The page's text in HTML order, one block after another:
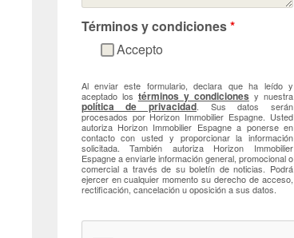
Términos y condiciones*
Accepto
Al enviar este formulario, declara que ha leído y
aceptado los términos y condiciones y nuestra
política de privacidad. Sus datos serán
procesados por Horizon Immobilier Espagne. Usted
autoriza Horizon Immobilier Espagne a ponerse en
contacto con usted y proporcionar la información
solicitada. También autoriza Horizon Immobilier
Espagne a enviarle información general, promocional o
comercial a través de su boletín de noticias. Podrá
ejercer en cualquier momento su derecho de acceso,
rectificación, cancelación u oposición a sus datos.